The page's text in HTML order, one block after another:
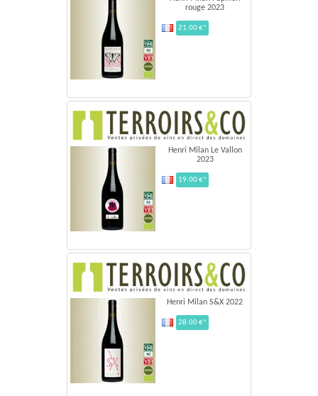
rouge 2023
21.00 €*
Henri Milan Le Vallon
2023
19.00 €*
Henri Milan S&X 2022
28.00 €*